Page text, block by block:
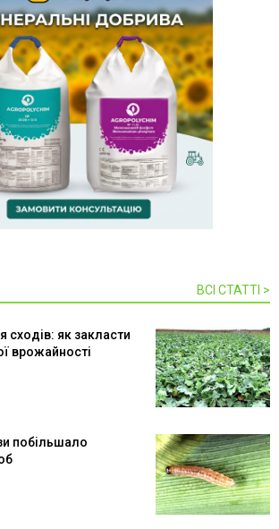
ВСІ СТАТТІ >
сходів: як закласти
врожайності
побільшало